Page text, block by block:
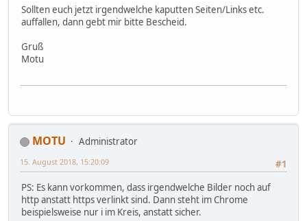
Sollten euch jetzt irgendwelche kaputten Seiten/Links etc.
auffallen, dann gebt mir bitte Bescheid.
Gruß
Motu
MOTU
Administrator
#1
15. August 2018, 15:20:09
PS: Es kann vorkommen, dass irgendwelche Bilder noch auf
http anstatt https verlinkt sind. Dann steht im Chrome
beispielsweise nur i im Kreis, anstatt sicher.